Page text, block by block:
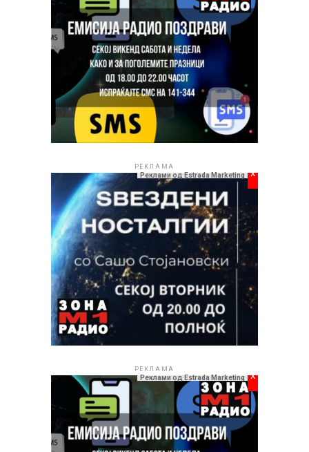
РЕКЛАМА
Реклами од Estrada Marketing x
РЕКЛАМА
Реклами од Estrada Marketing x